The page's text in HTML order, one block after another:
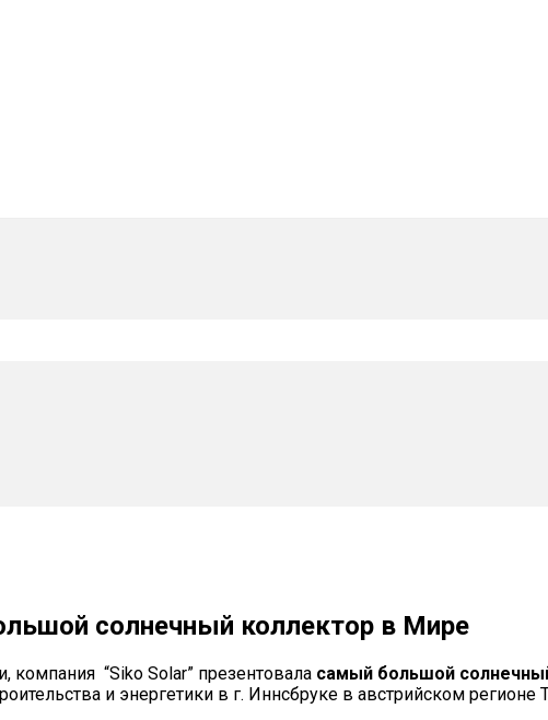
солнечный коллектор в Мире
компания “Siko Solar” презентовала самый большой
и энергетики в г. Иннсбруке в австрийском регионе